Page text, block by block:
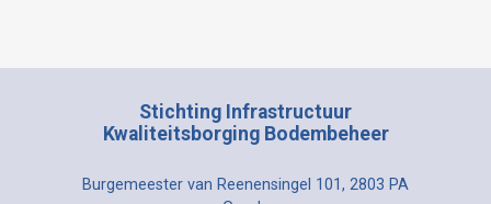
Stichting Infrastructuur
Kwaliteitsborging Bodembeheer
Burgemeester van Reenensingel 101, 2803 PA